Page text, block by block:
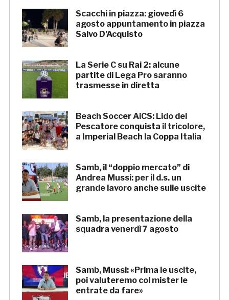
Scacchi in piazza: giovedì 6
agosto appuntamento in piazza
Salvo D’Acquisto
La Serie C su Rai 2: alcune
partite di Lega Pro saranno
trasmesse in diretta
Beach Soccer AiCS: Lido del
Pescatore conquista il tricolore,
a Imperial Beach la Coppa Italia
Samb, il “doppio mercato” di
Andrea Mussi: per il d.s. un
grande lavoro anche sulle uscite
Samb, la presentazione della
squadra venerdì 7 agosto
Samb, Mussi: «Prima le uscite,
poi valuteremo col mister le
entrate da fare»